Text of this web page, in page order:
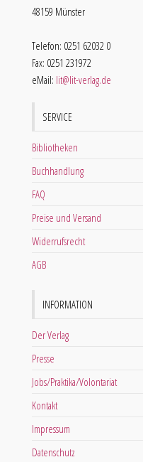
48159 Münster
Telefon: 0251 62032 0
Fax: 0251 231972
eMail: lit@lit-verlag.de
SERVICE
Bibliotheken
Buchhandlung
FAQ
Preise und Versand
Widerrufsrecht
AGB
INFORMATION
Der Verlag
Presse
Jobs/Praktika/Volontariat
Kontakt
Impressum
Datenschutz